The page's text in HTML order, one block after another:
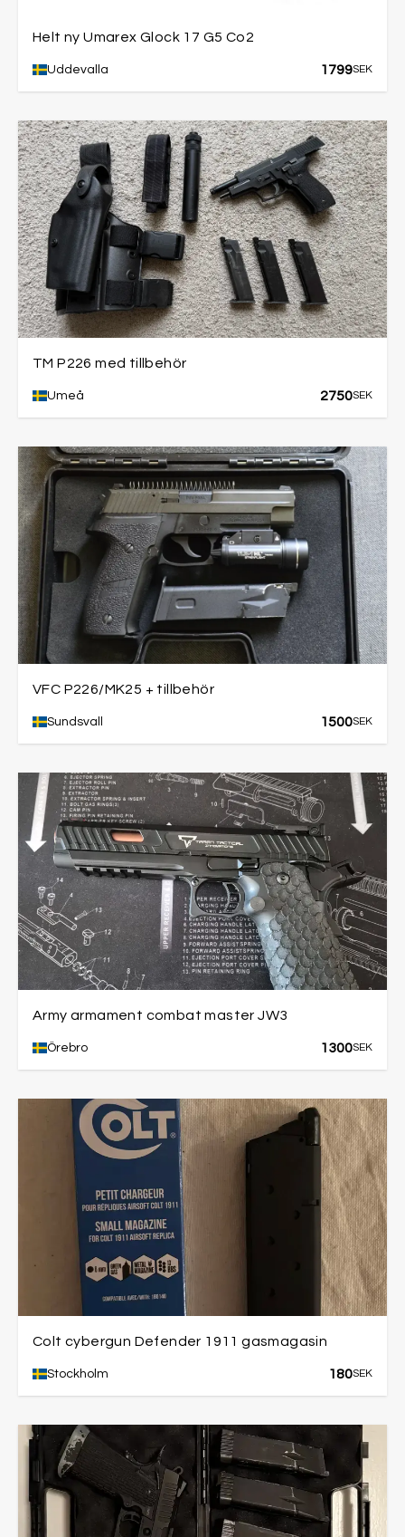
Helt ny Umarex Glock 17 G5 Co2
Uddevalla 1799SEK
TM P226 med tillbehör
Umeå 2750SEK
VFC P226/MK25 + tillbehör
Sundsvall 1500SEK
Army armament combat master JW3
Örebro 1300SEK
Colt cybergun Defender 1911 gasmagasin
Stockholm 180SEK